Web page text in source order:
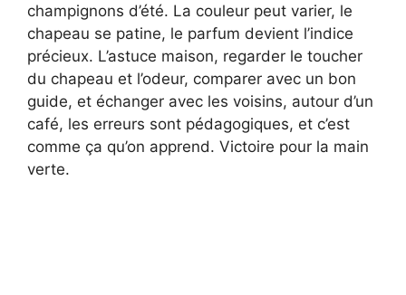
champignons d’été. La couleur peut varier, le
chapeau se patine, le parfum devient l’indice
précieux. L’astuce maison, regarder le toucher
du chapeau et l’odeur, comparer avec un bon
guide, et échanger avec les voisins, autour d’un
café, les erreurs sont pédagogiques, et c’est
comme ça qu’on apprend. Victoire pour la main
verte.